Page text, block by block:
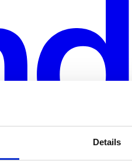
Details